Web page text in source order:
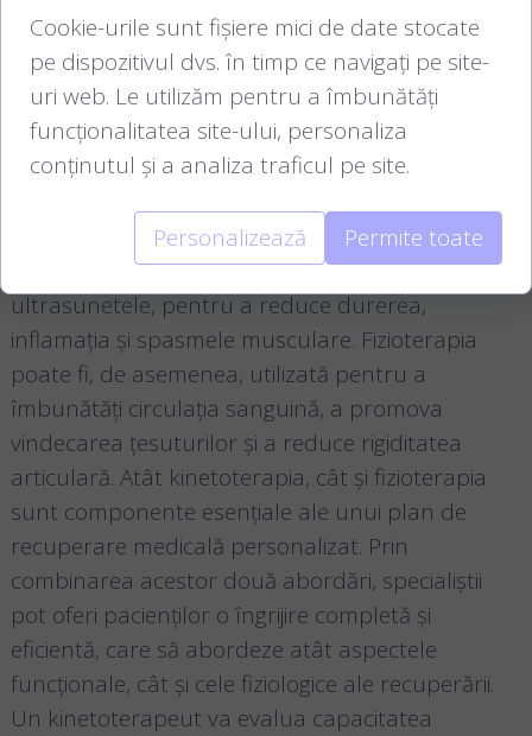
pe utilizarea exercițiilor terapeutice pentru a
îmbunătăți mișcarea, coordonarea și echilibrul.
Aceste exerciții sunt adaptate pentru a se potrivi
nevoilor specifice ale fiecărui pacient și pot
include întinderi, exerciții de forță, exerciții de
altă parte, utilizează o varietate de agenți fizici,
cum ar fi căldura, gheața, electrostimularea și
ultrasunetele, pentru a reduce durerea,
inflamația și spasmele musculare. Fizioterapia
poate fi, de asemenea, utilizată pentru a
îmbunătăți circulația sanguină, a promova
vindecarea țesuturilor și a reduce rigiditatea
articulară. Atât kinetoterapia, cât și fizioterapia
sunt componente esențiale ale unui plan de
recuperare medicală personalizat. Prin
combinarea acestor două abordări, specialiștii
pot oferi pacienților o îngrijire completă și
eficientă, care să abordeze atât aspectele
funcționale, cât și cele fiziologice ale recuperării.
Un kinetoterapeut va evalua capacitatea
Cookie-urile sunt fișiere mici de date stocate
pe dispozitivul dvs. în timp ce navigați pe site-
uri web. Le utilizăm pentru a îmbunătăți
funcționalitatea site-ului, personaliza
conținutul și a analiza traficul pe site.
Personalizează Permite toate